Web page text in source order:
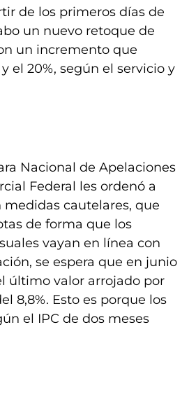
de los primeros días de
un nuevo retoque de
un incremento que
el 20%, según el servicio y
Nacional de Apelaciones
Federal les ordenó a
medidas cautelares, que
de forma que los
vayan en línea con
se espera que en junio
último valor arrojado por
8,8%. Esto es porque los
el IPC de dos meses